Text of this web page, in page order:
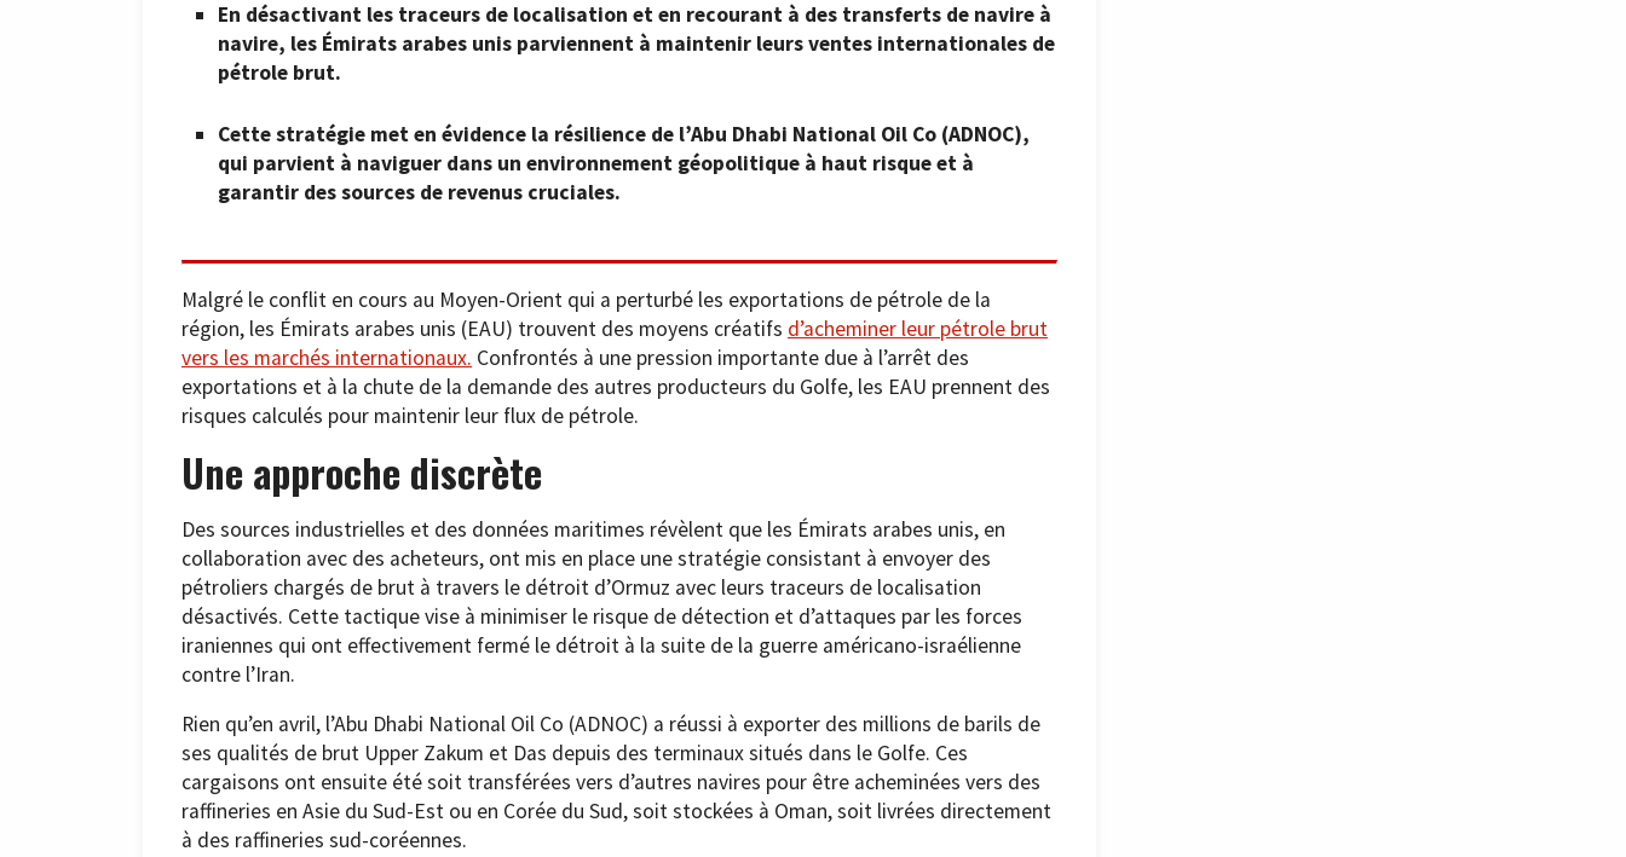
En désactivant les traceurs de localisation et en recourant à des transferts de navire à
navire, les Émirats arabes unis parviennent à maintenir leurs ventes internationales de
pétrole brut.
Cette stratégie met en évidence la résilience de l’Abu Dhabi National Oil Co (ADNOC),
qui parvient à naviguer dans un environnement géopolitique à haut risque et à
garantir des sources de revenus cruciales.
Malgré le conflit en cours au Moyen-Orient qui a perturbé les exportations de pétrole de la
région, les Émirats arabes unis (EAU) trouvent des moyens créatifs d’acheminer leur pétrole brut
vers les marchés internationaux. Confrontés à une pression importante due à l’arrêt des
exportations et à la chute de la demande des autres producteurs du Golfe, les EAU prennent des
risques calculés pour maintenir leur flux de pétrole.
Une approche discrète
Des sources industrielles et des données maritimes révèlent que les Émirats arabes unis, en
collaboration avec des acheteurs, ont mis en place une stratégie consistant à envoyer des
pétroliers chargés de brut à travers le détroit d’Ormuz avec leurs traceurs de localisation
désactivés. Cette tactique vise à minimiser le risque de détection et d’attaques par les forces
iraniennes qui ont effectivement fermé le détroit à la suite de la guerre américano-israélienne
contre l’Iran.
Rien qu’en avril, l’Abu Dhabi National Oil Co (ADNOC) a réussi à exporter des millions de barils de
ses qualités de brut Upper Zakum et Das depuis des terminaux situés dans le Golfe. Ces
cargaisons ont ensuite été soit transférées vers d’autres navires pour être acheminées vers des
raffineries en Asie du Sud-Est ou en Corée du Sud, soit stockées à Oman, soit livrées directement
à des raffineries sud-coréennes.